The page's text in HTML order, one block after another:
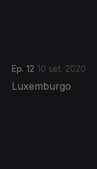
Ep. 12 10 set. 2020
Luxemburgo